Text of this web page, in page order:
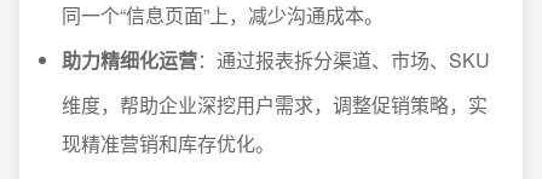
同一个“信息页面”上，减少沟通成本。
助力精细化运营：通过报表拆分渠道、市场、SKU
维度，帮助企业深挖用户需求，调整促销策略，实
现精准营销和库存优化。